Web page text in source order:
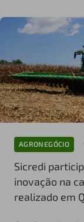
AGRONEGÓCIO
Sicredi
inovação na
realizado em